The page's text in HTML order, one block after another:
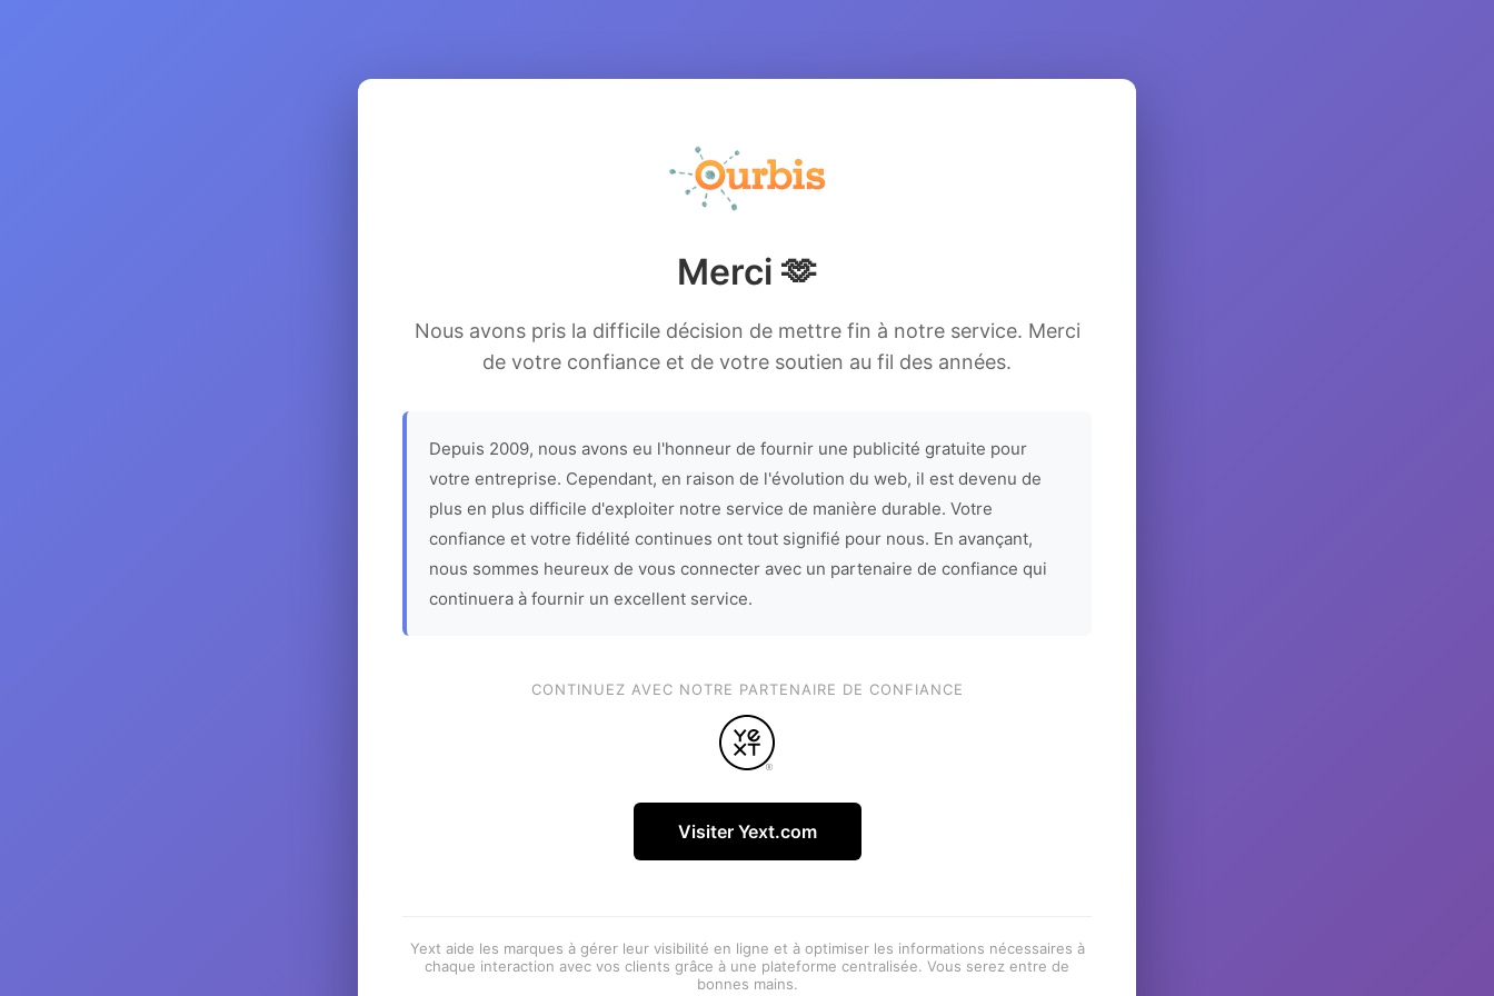
Merci 🫶
Nous avons pris la difficile décision de mettre fin à notre service. Merci
de votre confiance et de votre soutien au fil des années.
Depuis 2009, nous avons eu l'honneur de fournir une publicité gratuite pour
votre entreprise. Cependant, en raison de l'évolution du web, il est devenu de
plus en plus difficile d'exploiter notre service de manière durable. Votre
confiance et votre fidélité continues ont tout signifié pour nous. En avançant,
nous sommes heureux de vous connecter avec un partenaire de confiance qui
continuera à fournir un excellent service.
CONTINUEZ AVEC NOTRE PARTENAIRE DE CONFIANCE
Visiter Yext.com
Yext aide les marques à gérer leur visibilité en ligne et à optimiser les informations nécessaires à
chaque interaction avec vos clients grâce à une plateforme centralisée. Vous serez entre de
bonnes mains.